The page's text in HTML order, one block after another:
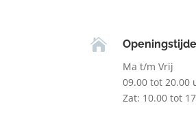

Ma t/m Vrij
09.00 tot 20.00
Zat: 10.00 tot